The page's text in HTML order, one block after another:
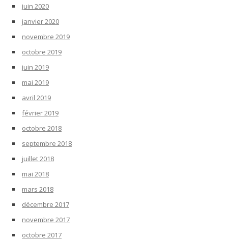
juin 2020
janvier 2020
novembre 2019
octobre 2019
juin 2019
mai 2019
avril 2019
février 2019
octobre 2018
septembre 2018
juillet 2018
mai 2018
mars 2018
décembre 2017
novembre 2017
octobre 2017